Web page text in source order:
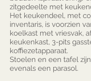
zitgedeelte met
Het keukendeel, met
inventaris, is voorzien
koelkast met vriesvak,
keukenkast, 3-pits
koffiezetapparaat.
Stoelen en een tafel
evenals een parasol.